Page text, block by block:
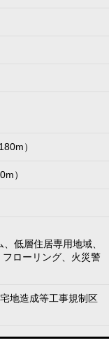
）
）
低層住居専用地域、
ローリング、火災警
地造成等工事規制区